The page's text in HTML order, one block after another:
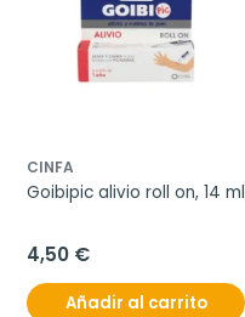
CINFA
Goibipic alivio roll on, 14 ml
4,50 €
Añadir al carrito